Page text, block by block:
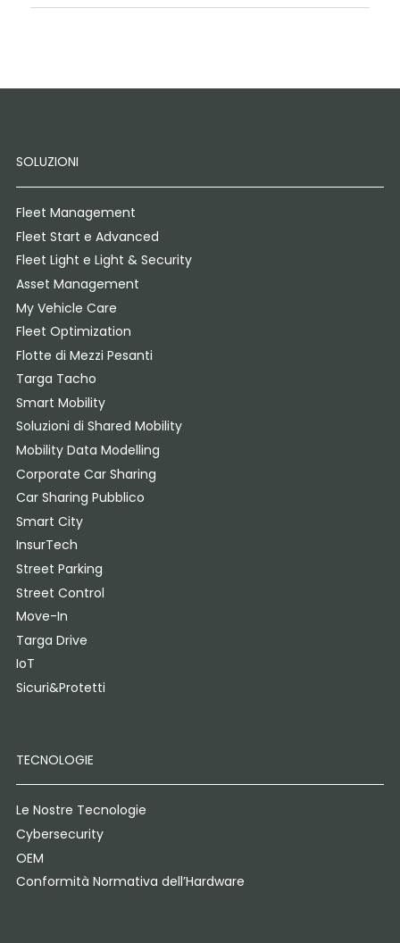
SOLUZIONI
Fleet Management
Fleet Start e Advanced
Fleet Light e Light & Security
Asset Management
My Vehicle Care
Fleet Optimization
Flotte di Mezzi Pesanti
Targa Tacho
Smart Mobility
Soluzioni di Shared Mobility
Mobility Data Modelling
Corporate Car Sharing
Car Sharing Pubblico
Smart City
InsurTech
Street Parking
Street Control
Move-In
Targa Drive
IoT
Sicuri&Protetti
TECNOLOGIE
Le Nostre Tecnologie
Cybersecurity
OEM
Conformità Normativa dell’Hardware